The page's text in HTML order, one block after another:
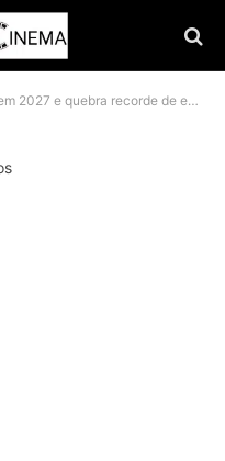
recorde de espera do MandoVerse